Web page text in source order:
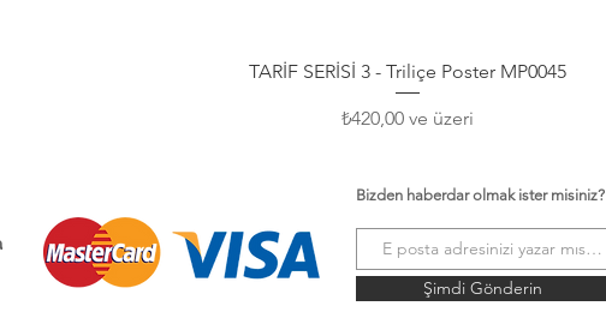
Hızlı Bakış
TARİF SERİSİ 3 - Triliçe Poster MP0045
₺420,00 ve üzeri
İndirimli Fiyat
Bizden haberdar olmak ister misiniz?
Şimdi Gönderin